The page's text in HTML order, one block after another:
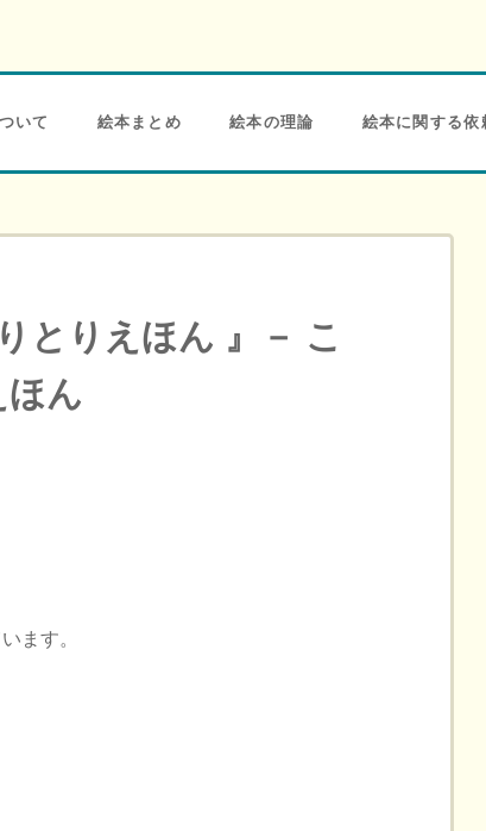
いて 絵本まとめ 絵本の理論 絵本に関する依
とりえほん 』－ こ
ほん
ます。